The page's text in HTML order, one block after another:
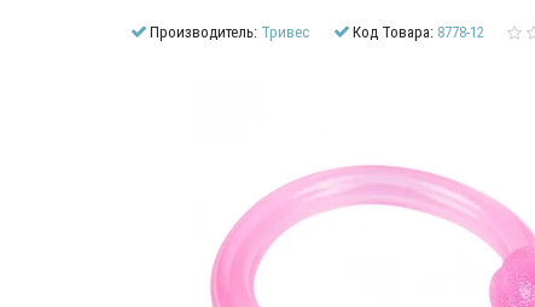
Производитель: Тривес Код Товара: 8778-12